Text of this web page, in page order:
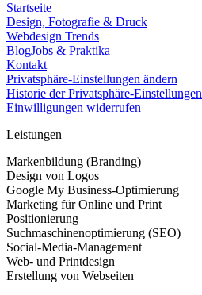
Startseite
Design, Fotografie & Druck
Webdesign Trends
BlogJobs & Praktika
Kontakt
Privatsphäre-Einstellungen ändern
Historie der Privatsphäre-Einstellungen
Einwilligungen widerrufen
Leistungen
Markenbildung (Branding)
Design von Logos
Google My Business-Optimierung
Marketing für Online und Print
Positionierung
Suchmaschinenoptimierung (SEO)
Social-Media-Management
Web- und Printdesign
Erstellung von Webseiten